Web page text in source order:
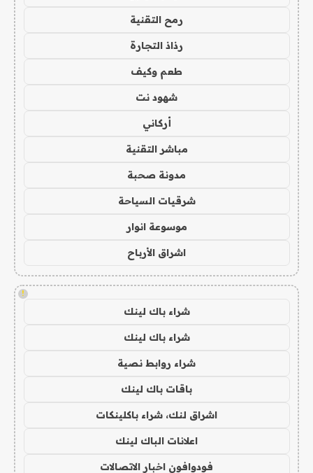
رمح التقنية
رذاذ التجارة
طعم وكيف
شهود نت
أركاني
مباشر التقنية
مدونة صحبة
شرقيات السياحة
موسوعة انوار
اشراق الأرباح
!
شراء باك لينك
شراء باك لينك
شراء روابط نصية
باقات باك لينك
اشراق لنك، شراء باكلينكات
اعلانات الباك لينك
فودوافون اخبار الاتصالات